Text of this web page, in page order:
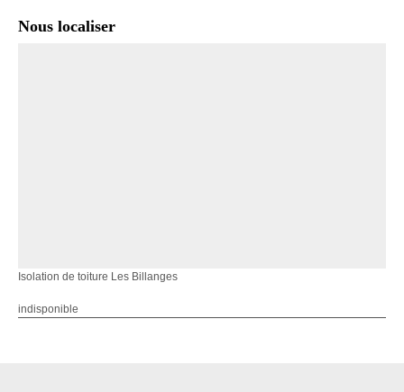
Nous localiser
Isolation de toiture Les Billanges
indisponible